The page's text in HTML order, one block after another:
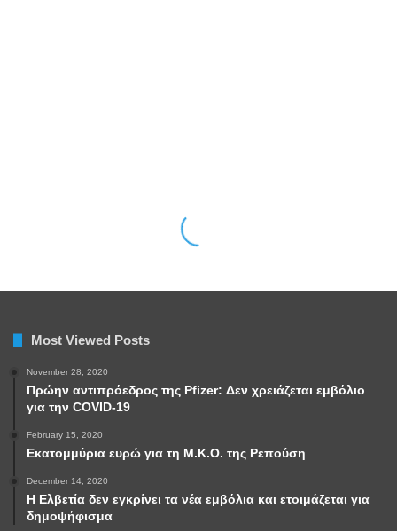
Most Viewed Posts
November 28, 2020
Πρώην αντιπρόεδρος της Pfizer: Δεν χρειάζεται εμβόλιο
για την COVID-19
February 15, 2020
Εκατομμύρια ευρώ για τη Μ.Κ.Ο. της Ρεπούση
December 14, 2020
Η Ελβετία δεν εγκρίνει τα νέα εμβόλια και ετοιμάζεται για
δημοψήφισμα